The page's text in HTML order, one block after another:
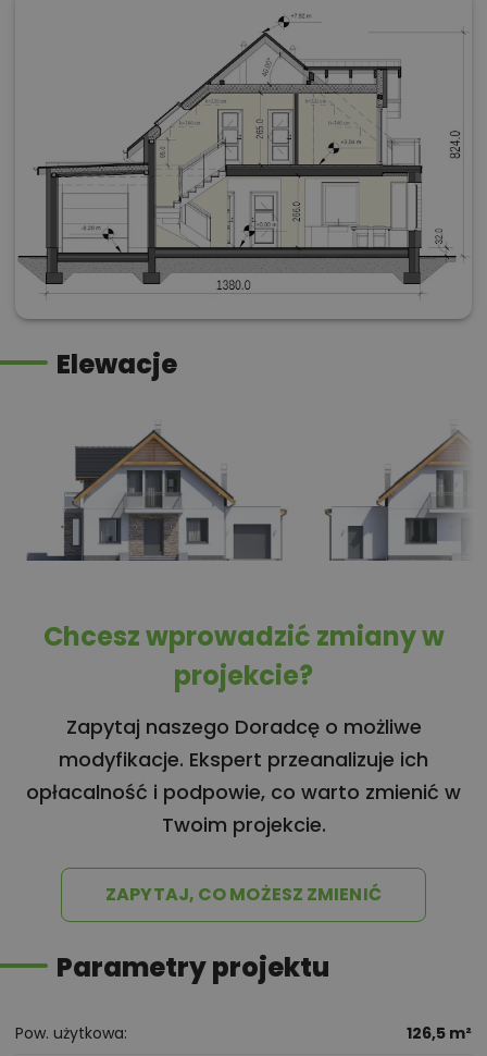
Elewacje
Chcesz wprowadzić zmiany w
projekcie?
Zapytaj naszego Doradcę o możliwe
modyfikacje. Ekspert przeanalizuje ich
opłacalność i podpowie, co warto zmienić w
Twoim projekcie.
ZAPYTAJ, CO MOŻESZ ZMIENIĆ
Parametry projektu
Pow. użytkowa
126,5 m²